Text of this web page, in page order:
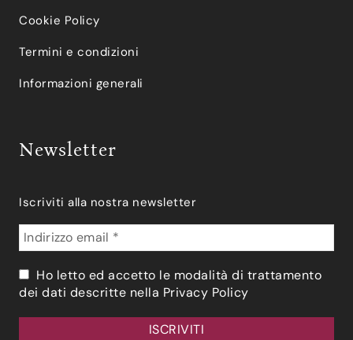
Cookie Policy
Termini e condizioni
Informazioni generali
Newsletter
Iscriviti alla nostra newsletter
Ho letto ed accetto le modalità di trattamento
dei dati descritte nella Privacy Policy